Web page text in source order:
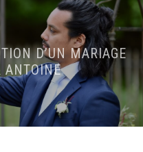
D’UN MARIAGE
ANTOINE